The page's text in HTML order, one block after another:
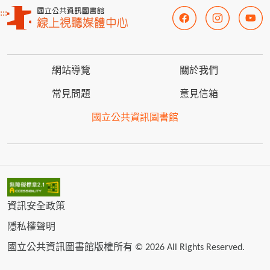
:::
網站導覽 關於我們
常見問題 意見信箱
國立公共資訊圖書館
資訊安全政策
隱私權聲明
國立公共資訊圖書館版權所有 © 2026 All Rights Reserved.